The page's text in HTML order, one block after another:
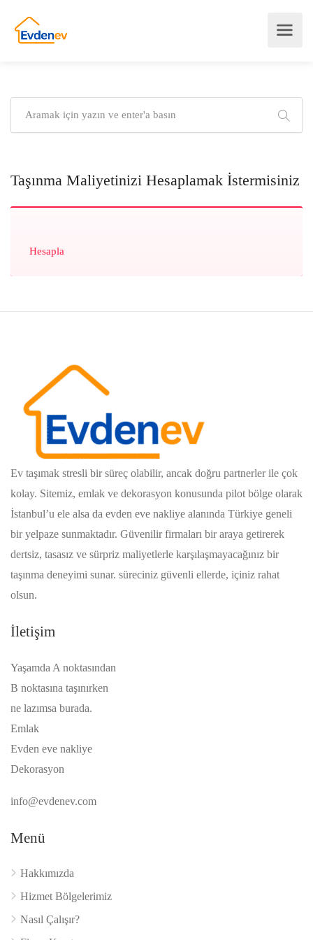
Taşınma Maliyetinizi Hesaplamak İstermisiniz
Hesapla
Ev taşımak stresli bir süreç olabilir, ancak doğru partnerler ile çok
kolay. Sitemiz, emlak ve dekorasyon konusunda pilot bölge olarak
İstanbul’u ele alsa da evden eve nakliye alanında Türkiye geneli
bir yelpaze sunmaktadır. Güvenilir firmaları bir araya getirerek
dertsiz, tasasız ve sürpriz maliyetlerle karşılaşmayacağınız bir
taşınma deneyimi sunar. süreciniz güvenli ellerde, içiniz rahat
olsun.
İletişim
Yaşamda A noktasından
B noktasına taşınırken
ne lazımsa burada.
Emlak
Evden eve nakliye
Dekorasyon
info@evdenev.com
Menü
Hakkımızda
Hizmet Bölgelerimiz
Nasıl Çalışır?